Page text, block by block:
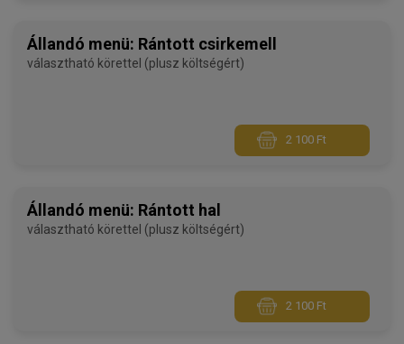
Állandó menü: Rántott csirkemell
választható körettel (plusz költségért)
2 100 Ft
Állandó menü: Rántott hal
választható körettel (plusz költségért)
2 100 Ft